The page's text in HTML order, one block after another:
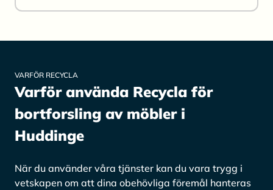
VARFÖR RECYCLA
Varför använda Recycla för
bortforsling av möbler i
Huddinge
När du använder våra tjänster kan du vara trygg i
vetskapen om att dina obehövliga föremål hanteras